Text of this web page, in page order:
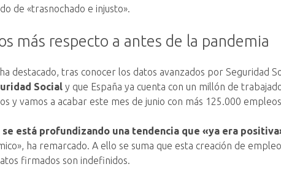
de «trasnochado e injusto».
más respecto a antes de la pandemia
destacado, tras conocer los datos avanzados por Seguridad
Social y que España ya cuenta con un millón de
y vamos a acabar este mes de junio con más 125.000
se está profundizando una tendencia que «ya era
ha remarcado. A ello se suma que esta creación de
firmados son indefinidos.